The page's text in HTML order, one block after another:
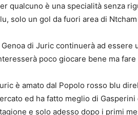
qualcuno è una specialità senza
solo un gol da fuori area di
Genoa di Juric continuerà ad essere
poco giocare bene ma
è amato dal Popolo rosso blu
ed ha fatto meglio di
e solo adesso dopo i primi